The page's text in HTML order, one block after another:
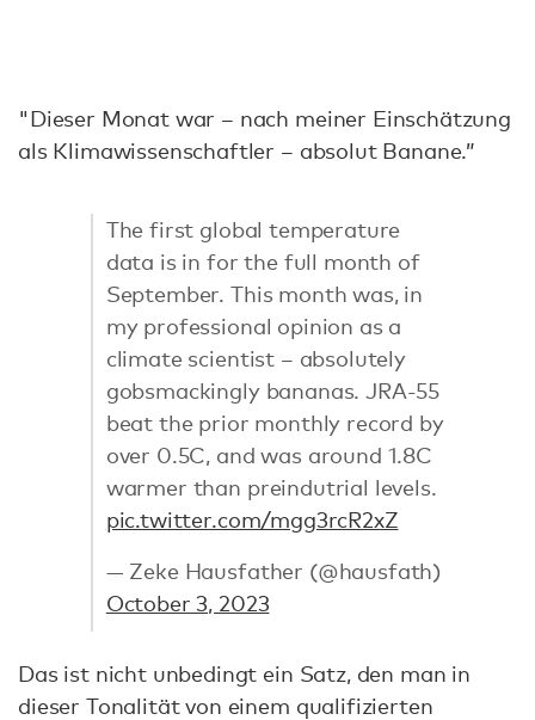
"Dieser Monat war – nach meiner Einschätzung
als Klimawissenschaftler – absolut Banane.”
The first global temperature
data is in for the full month of
September. This month was, in
my professional opinion as a
climate scientist – absolutely
gobsmackingly bananas. JRA-55
beat the prior monthly record by
over 0.5C, and was around 1.8C
warmer than preindutrial levels.
pic.twitter.com/mgg3rcR2xZ
— Zeke Hausfather (@hausfath)
October 3, 2023
Das ist nicht unbedingt ein Satz, den man in
dieser Tonalität von einem qualifizierten